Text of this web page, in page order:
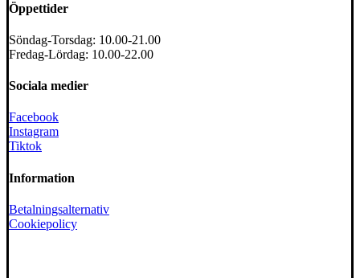
Öppettider
Söndag-Torsdag: 10.00-21.00
Fredag-Lördag: 10.00-22.00
Sociala medier
Facebook
Instagram
Tiktok
Information
Betalningsalternativ
Cookiepolicy